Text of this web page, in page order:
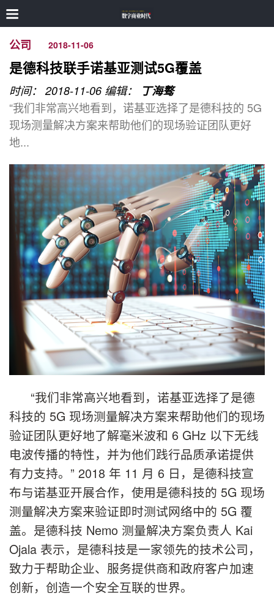
公司 2018-11-06
是德科技联手诺基亚测试5G覆盖
时间： 2018-11-06 编辑：
丁海骜
“我们非常高兴地看到，诺基亚选择了是德科技的 5G
现场测量解决方案来帮助他们的现场验证团队更好
地...
“我们非常高兴地看到，诺基亚选择了是德
科技的 5G 现场测量解决方案来帮助他们的现场
验证团队更好地了解毫米波和 6 GHz 以下无线
电波传播的特性，并为他们践行品质承诺提供
有力支持。” 2018 年 11 月 6 日，是德科技宣
布与诺基亚开展合作，使用是德科技的 5G 现场
测量解决方案来验证即时测试网络中的 5G 覆
盖。是德科技 Nemo 测量解决方案负责人 Kai
Ojala 表示，是德科技是一家领先的技术公司，
致力于帮助企业、服务提供商和政府客户加速
创新，创造一个安全互联的世界。